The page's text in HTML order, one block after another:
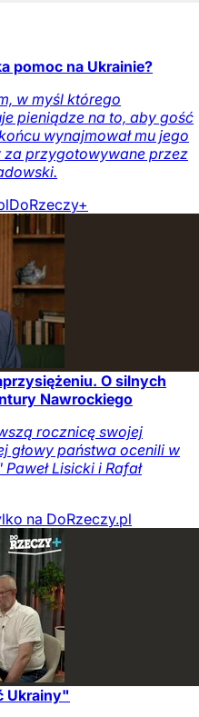
pomoc na Ukrainie?
w myśl którego
pieniądze na to, aby gość
wynajmował mu jego
za przygotowywane przez
DoRzeczy+
O silnych
Nawrockiego
rocznicę swojej
głowy państwa ocenili w
Lisicki i Rafał
na DoRzeczy.pl
Ukrainy"